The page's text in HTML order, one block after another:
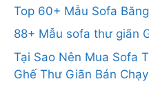
Top 60+ Mẫu Sofa
88+ Mẫu sofa thư giãn
Tại Sao Nên Mua Sofa
Ghế Thư Giãn Bán Chạy